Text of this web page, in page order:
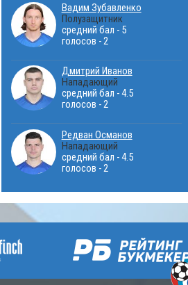
Вадим Зубавленко
Полузащитник
средний бал - 5
голосов - 2
Дмитрий Иванов
Нападающий
средний бал - 4.5
голосов - 2
Редван Османов
Нападающий
средний бал - 4.5
голосов - 2